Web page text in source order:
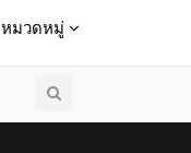
หมวดหมู่